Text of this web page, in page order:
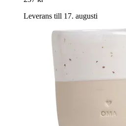
Leverans till 17. augusti